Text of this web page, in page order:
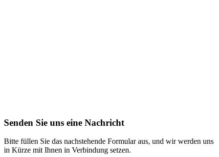
Senden Sie uns eine Nachricht
Bitte füllen Sie das nachstehende Formular aus, und wir werden uns
in Kürze mit Ihnen in Verbindung setzen.